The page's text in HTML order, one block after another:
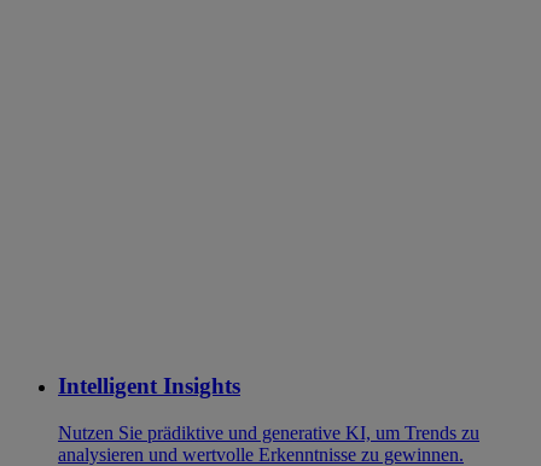
Intelligent Insights
Nutzen Sie prädiktive und generative KI, um Trends zu
analysieren und wertvolle Erkenntnisse zu gewinnen.